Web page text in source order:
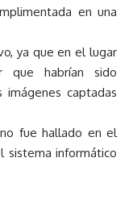
en una
ya que en el lugar
que habrían sido
imágenes captadas
fue hallado en el
sistema informático